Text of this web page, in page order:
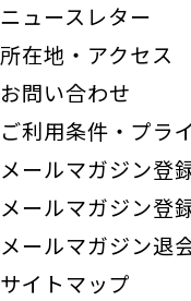
ニュースレター
所在地・アクセス
お問い合わせ
ご利用条件・プラ
メールマガジン登
メールマガジン登
メールマガジン退
サイトマップ